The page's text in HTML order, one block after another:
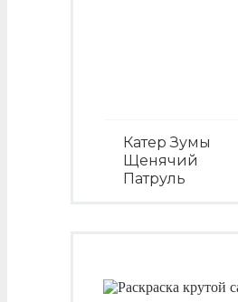
Катер Зумы
Щенячий
Патруль